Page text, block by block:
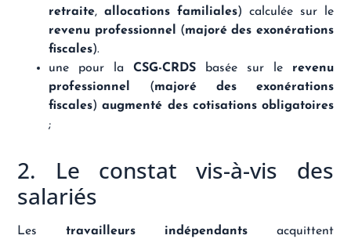
retraite,allocations familiales) calculée sur le
revenu professionnel
(majoré des exonérations
fiscales).
une pour laCSG-CRDS basée sur le revenu
professionnel
(majoré des exonérations
fiscales)augmenté des cotisations obligatoires
;
2. Le constat vis-à-vis des
salariés
Lestravailleurs indépendantsacquittent